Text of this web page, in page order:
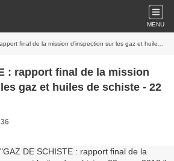
MENU
de la mission d’inspection sur les gaz et huiles de schiste - 22 mars 2012.
: rapport final de la mission
gaz et huiles de schiste - 22